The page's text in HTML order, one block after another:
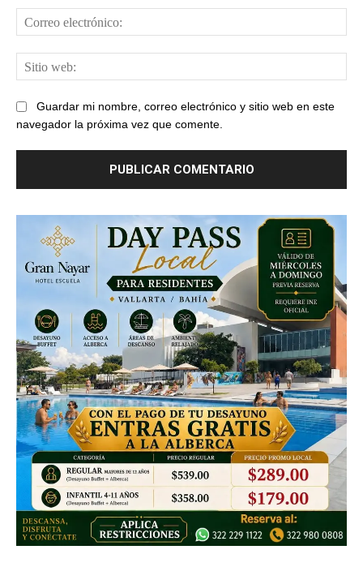
Guardar mi nombre, correo electrónico y sitio web en este
navegador la próxima vez que comente.